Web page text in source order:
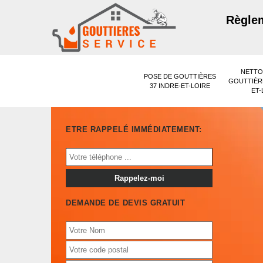
POSE DE GOUTTIÈRES
37 INDRE-ET-LOIRE
ET-
ETRE RAPPELÉ IMMÉDIATEMENT:
DEMANDE DE DEVIS GRATUIT